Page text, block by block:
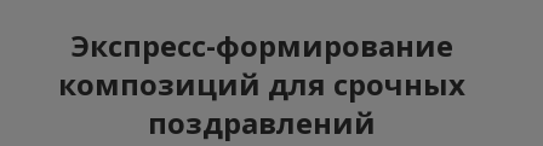
Экспресс-формирование
композиций для срочных
поздравлений